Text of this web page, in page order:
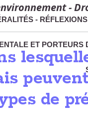
- RÉFLEXIONS
ET
-
de